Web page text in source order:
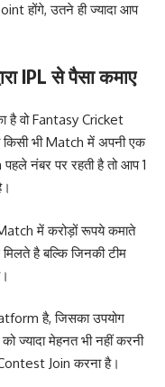
होंगे, उतने ही ज्यादा आप
IPL से पैसा कमाए
है वो Fantasy Cricket
भी Match में अपनी एक
नंबर पर रहती है तो आप 1
में करोड़ों रूपये कमाते
है बल्कि जिनकी टीम
है, जिसका उपयोग
मेहनत भी नहीं करनी
Join करना है।